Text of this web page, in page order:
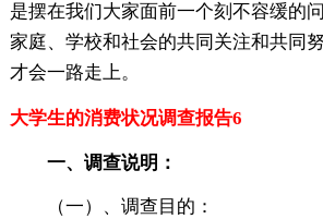
是摆在我们大家面前一个刻不容缓的
家庭、学校和社会的共同关注和共同
才会一路走上。
大学生的消费状况调查报告6
一、调查说明：
（一）、调查目的：